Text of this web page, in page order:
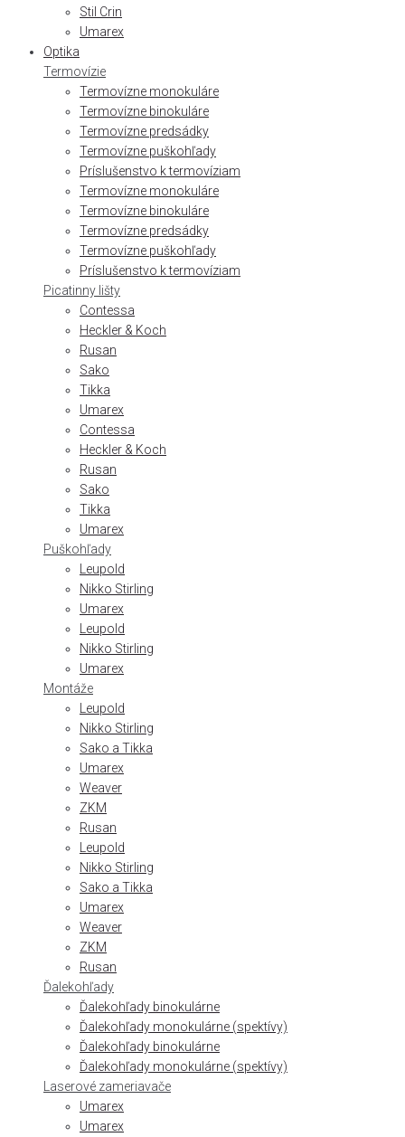
Stil Crin
Umarex
Optika
Termovízie
Termovízne monokuláre
Termovízne binokuláre
Termovízne predsádky
Termovízne puškohľady
Príslušenstvo k termovíziam
Termovízne monokuláre
Termovízne binokuláre
Termovízne predsádky
Termovízne puškohľady
Príslušenstvo k termovíziam
Picatinny lišty
Contessa
Heckler & Koch
Rusan
Sako
Tikka
Umarex
Contessa
Heckler & Koch
Rusan
Sako
Tikka
Umarex
Puškohľady
Leupold
Nikko Stirling
Umarex
Leupold
Nikko Stirling
Umarex
Montáže
Leupold
Nikko Stirling
Sako a Tikka
Umarex
Weaver
ZKM
Rusan
Leupold
Nikko Stirling
Sako a Tikka
Umarex
Weaver
ZKM
Rusan
Ďalekohľady
Ďalekohľady binokulárne
Ďalekohľady monokulárne (spektívy)
Ďalekohľady binokulárne
Ďalekohľady monokulárne (spektívy)
Laserové zameriavače
Umarex
Umarex